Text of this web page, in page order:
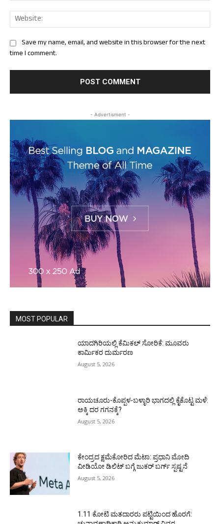
Save my name, email, and website in this browser for the next
time I comment.
- Advertisment -
MOST POPULAR
ಯಾದಗಿರಿಯಲ್ಲಿ ಕೆಮಿಕಲ್ ಸೋರಿಕೆ: ಮೂವರು
ಕಾರ್ಮಿಕರ ದುರ್ಮರಣ
August 5, 2026
ರಾಯಚೂರು-ಕೊಪ್ಪಳ-ಬಳ್ಳಾರಿ ಭಾಗದಲ್ಲಿ ಕೈಕೊಟ್ಟ ಮಳೆ:
ಅಕ್ಕಿ ದರ ಗಗನಕ್ಕೆ?
August 5, 2026
ಕೇಂದ್ರದ ಕ್ಷಮೆಕೋರಿದ ಮೆಟಾ: ಪ್ರಧಾನಿ ಮೋದಿ
ವೀಡಿಯೋ ಡಿಲಿಟ್ ಬಗ್ಗೆ ಜುಕರ್ ಬರ್ಗ್ ಸ್ಪಷ್ಟನೆ
August 5, 2026
1.11 ಕೋಟಿ ಮತದಾರರು ಪಟ್ಟಿಯಿಂದ ಹೊರಗೆ: